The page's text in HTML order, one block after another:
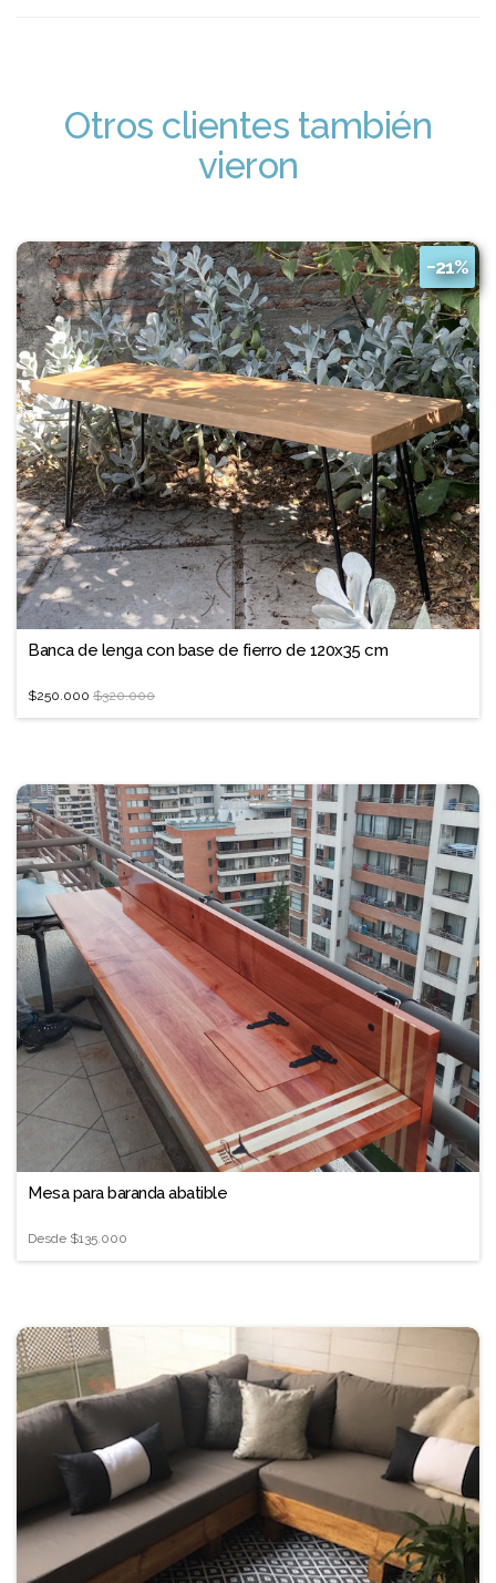
Otros clientes también
vieron
−21%
❐
Banca de lenga con base de fierro de 120x35 cm
$250.000 $320.000
❐
Mesa para baranda abatible
Desde $135.000